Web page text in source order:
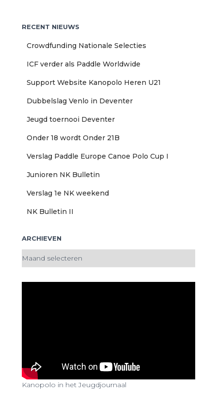
e
RECENT NIEUWS
Crowdfunding Nationale Selecties
ICF verder als Paddle Worldwide
Support Website Kanopolo Heren U21
Dubbelslag Venlo in Deventer
Jeugd toernooi Deventer
Onder 18 wordt Onder 21B
Verslag Paddle Europe Canoe Polo Cup I
Junioren NK Bulletin
Verslag 1e NK weekend
NK Bulletin II
ARCHIEVEN
A
Kanopolo in het Jeugdjournaal